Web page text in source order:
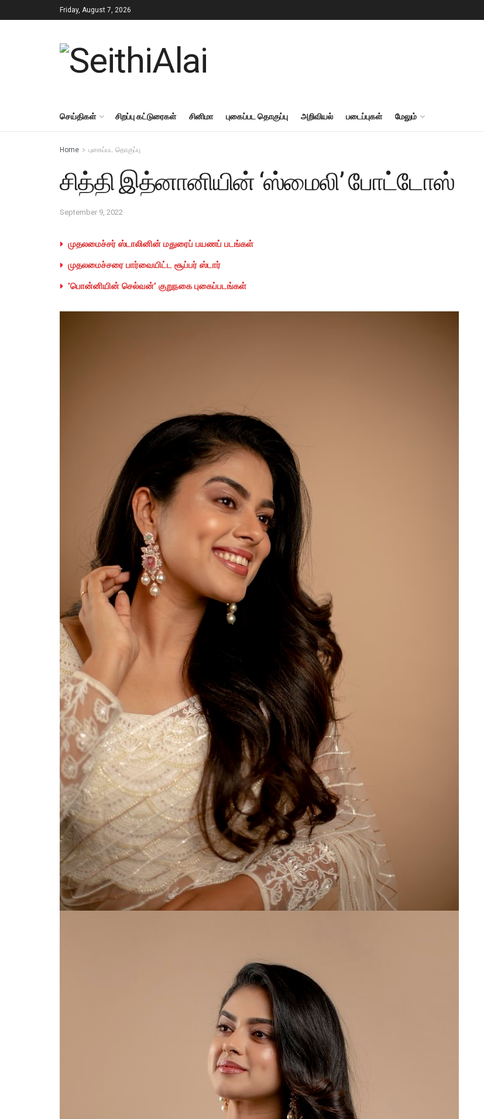
Friday, August 7, 2026
செய்திகள் சிறப்பு கட்டுரைகள் சினிமா புகைப்பட தொகுப்பு அறிவியல் படைப்புகள் மேலும்
Home புகைப்பட தொகுப்பு
சித்தி இத்னானியின் ‘ஸ்மைலி’ போட்டோஸ்
September 9, 2022
முதலமைச்சர் ஸ்டாலினின் மதுரைப் பயணப் படங்கள்
முதலமைச்சரை பார்வையிட்ட சூப்பர் ஸ்டார்
’பொன்னியின் செல்வன்’ குறுநகை புகைப்படங்கள்